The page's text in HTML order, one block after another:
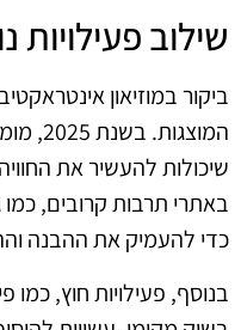
שילוב פעילויות
ביקור במוזיאון
שיכולות להעשיר את
באתרי תרבות קרובים, כמו
כדי להעמיק את ההבנה
בנוסף, פעילויות חוץ, כמו